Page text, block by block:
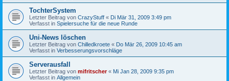
TochterSystem
Letzter Beitrag von CrazyStuff « Di Mär 31, 2009 3:49 pm
Verfasst in Spielersuche für die neue Runde
Uni-News löschen
Letzter Beitrag von Chilledkroete « Do Mär 26, 2009 10:45 am
Verfasst in Verbesserungsvorschläge
Serverausfall
Letzter Beitrag von mifritscher« Mi Jan 28, 2009 9:35 pm
Verfasst in Allgemein